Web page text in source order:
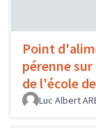
Point
pérenne
de l'école
Luc Albert